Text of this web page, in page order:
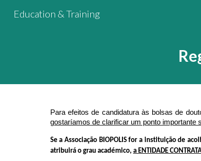
Education & Training
Para efeitos de candidatura às bolsas de
gostaríamos de clarificar um ponto importante
Se a Associação BIOPOLIS for a instituição de
atribuirá o grau académico, a ENTIDADE